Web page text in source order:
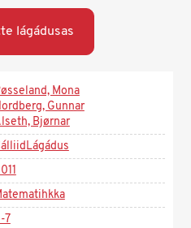
lágádusas
Mona
Gunnar
Bjørnar
7